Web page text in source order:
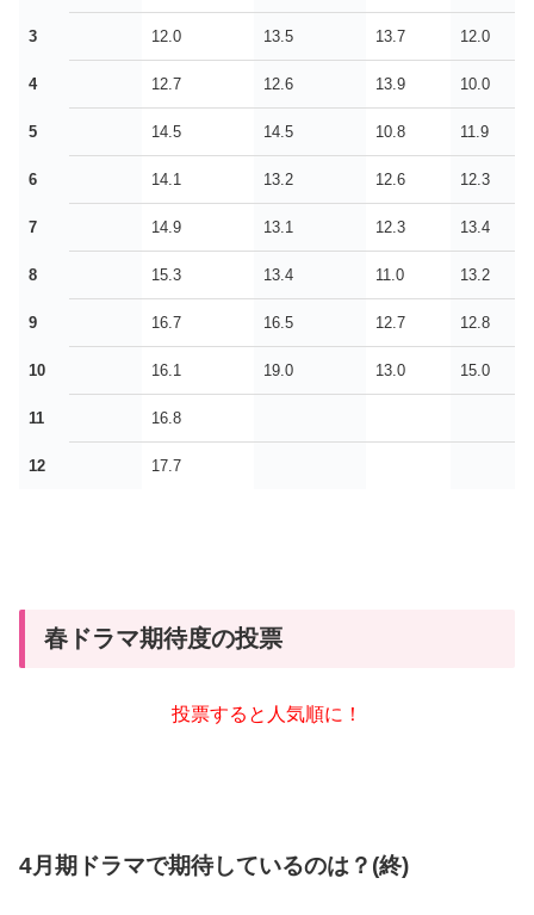
3
4
5
6
7
8
9
10
11
12
12.0
12.7
14.5
14.1
14.9
15.3
16.7
16.1
16.8
17.7
13.5
12.6
14.5
13.2
13.1
13.4
16.5
19.0
13.7
13.9
10.8
12.6
12.3
11.0
12.7
13.0
12.0
10.0
11.9
12.3
13.4
13.2
12.8
15.0
春ドラマ期待度の投票
投票すると人気順に！
4月期ドラマで期待しているのは？(終)